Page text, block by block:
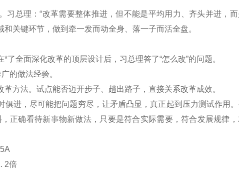
习总理：“改革需要整体推进，但不能是平均用力、齐头并进，
关键环节，做到牵一发而动全身、落一子而活全盘。
全面深化改革的顶层设计后，习总理答了“怎么改”的问题。
的做法经验。
法。试点能否迈开步子、趟出路子，直接关系改革成效。
进，尽可能把问题穷尽，让矛盾凸显，真正起到压力测试作用。
正确看待新事物新做法，只要是符合实际需要，符合发展规律
2倍